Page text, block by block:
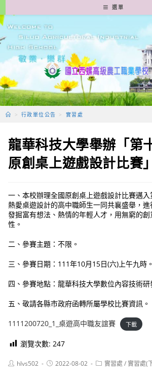
轉
至
要
容
選單
> 行政單位公告 > 實習處
龍華科技大學舉辦「第
原創桌上遊戲設計比賽」
一、本校辦理全國原創桌上遊戲設計比賽邁
熱愛桌遊設計的高中職師生一同共襄盛舉，
發掘富有想法、熱情的年輕人才，用無窮的
性。
二、參賽主題：不限。
三、參賽日期：111年10月15日(六)上午九時。
四、參賽地點：龍華科技大學數位內容技術研
五、敬請各縣市政府函轉所屬學校比賽資訊。
1111200720_1_桌遊高中職友誼賽 下載
瀏覽次數: 247
Posthlvs502
Post2022-08-02
Post實習處 / 實習處(